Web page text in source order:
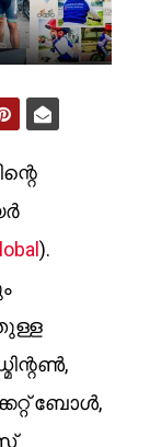
).
ബോൾ,